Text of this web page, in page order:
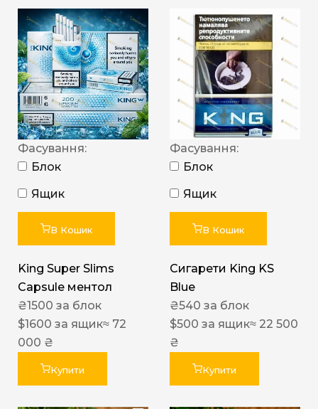
Фасування:
Блок
Ящик
В Кошик
King Super Slims
Capsule ментол
₴1500 за блок
$1600 за ящик≈ 72
000 ₴
Купити
Фасування:
Блок
Ящик
В Кошик
Сигарети King KS
Blue
₴540 за блок
$500 за ящик≈ 22 500
₴
Купити